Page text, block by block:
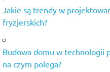
Jakie są trendy w
fryzjerskich?
Budowa domu w technologii
na czym polega?